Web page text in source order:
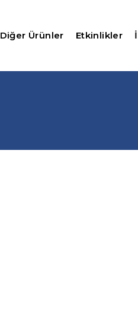
Diğer Ürünler Etkinlikler